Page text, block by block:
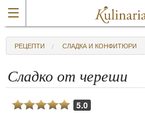
РЕЦЕПТИ СЛАДКА И КОНФИТЮРИ
Сладко от череши
5.0